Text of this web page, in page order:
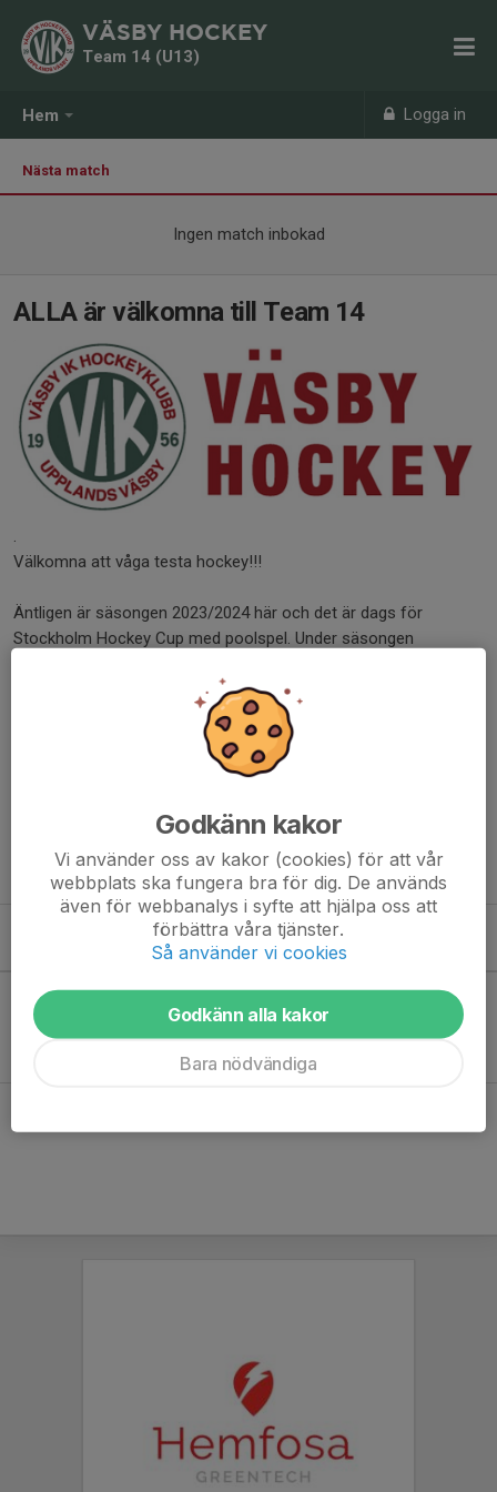
Hem Logga in
VÄSBY HOCKEY
Team 14 (U13)
Nästa match
Ingen match inbokad
ALLA är välkomna till Team 14
.
Välkomna att våga testa hockey!!!
Äntligen är säsongen 2023/2024 här och det är dags för
Stockholm Hockey Cup med poolspel. Under säsongen
Vi vill gärna bli flera så tveka inte, utan kontakta oss redan nu för
team14@vasbyhockey.se
Kommande aktiviteter
Inga aktiviteter inbokade
Godkänn kakor
Vi använder oss av kakor (cookies) för att vår
webbplats ska fungera bra för dig. De används
även för webbanalys i syfte att hjälpa oss att
förbättra våra tjänster.
Så använder vi cookies
Godkänn alla kakor
Bara nödvändiga